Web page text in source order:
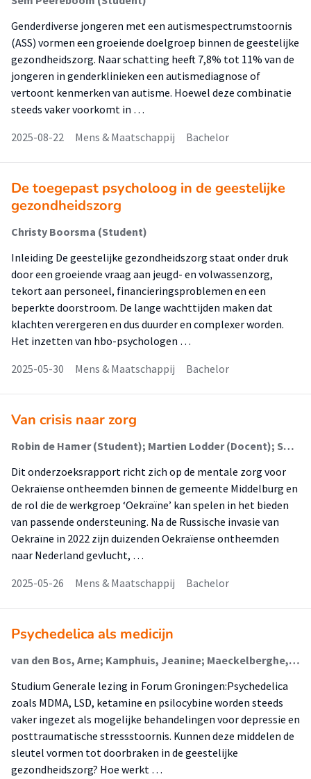
Genderdiverse jongeren met een autismespectrumstoornis
(ASS) vormen een groeiende doelgroep binnen de geestelijke
gezondheidszorg. Naar schatting heeft 7,8% tot 11% van de
jongeren in genderklinieken een autismediagnose of
vertoont kenmerken van autisme. Hoewel deze combinatie
steeds vaker voorkomt in …
2025-08-22
Mens & Maatschappij Bachelor
De toegepast psycholoog in de geestelijke
gezondheidszorg
Christy Boorsma (Student)
Inleiding De geestelijke gezondheidszorg staat onder druk
door een groeiende vraag aan jeugd- en volwassenzorg,
tekort aan personeel, financieringsproblemen en een
beperkte doorstroom. De lange wachttijden maken dat
klachten verergeren en dus duurder en complexer worden.
Het inzetten van hbo-psychologen …
2025-05-30
Mens & Maatschappij Bachelor
Van crisis naar zorg
Robin de Hamer (Student); Martien Lodder (Docent); Shamara Wannee (Begeleider)
Dit onderzoeksrapport richt zich op de mentale zorg voor
Oekraïense ontheemden binnen de gemeente Middelburg en
de rol die de werkgroep ‘Oekraïne’ kan spelen in het bieden
van passende ondersteuning. Na de Russische invasie van
Oekraïne in 2022 zijn duizenden Oekraïense ontheemden
naar Nederland gevlucht, …
2025-05-26
Mens & Maatschappij Bachelor
Psychedelica als medicijn
van den Bos, Arne; Kamphuis, Jeanine; Maeckelberghe, Els
Studium Generale lezing in Forum Groningen:Psychedelica
zoals MDMA, LSD, ketamine en psilocybine worden steeds
vaker ingezet als mogelijke behandelingen voor depressie en
posttraumatische stressstoornis. Kunnen deze middelen de
sleutel vormen tot doorbraken in de geestelijke
gezondheidszorg? Hoe werkt …